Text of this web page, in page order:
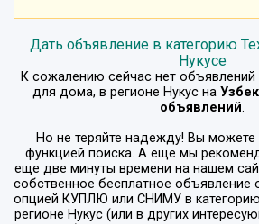
Дать объявление в категорию
Нукусе
К сожалению сейчас нет объявлений
для дома, в регионе Нукус на
объявлений.
Но не теряйте надежду! Вы можете
функцией поиска. А еще мы
еще две минуты времени на нашем
собственное бесплатное объявление
опцией КУПЛЮ или СНИМУ в категорию
регионе Нукус(или в других